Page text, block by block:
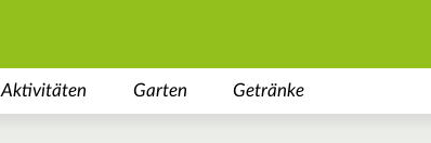
Aktivitäten Garten Getränke